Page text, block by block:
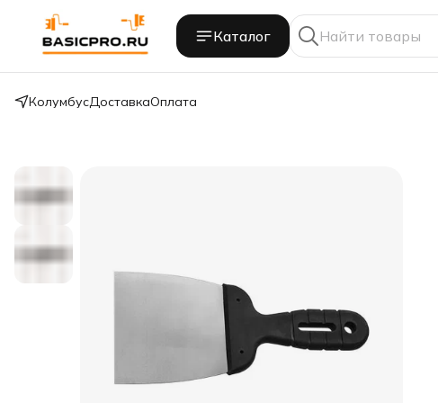
Каталог
КолумбусДоставкаОплата